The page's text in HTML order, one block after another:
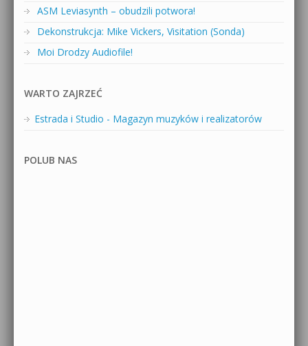
ASM Leviasynth – obudzili potwora!
Dekonstrukcja: Mike Vickers, Visitation (Sonda)
Moi Drodzy Audiofile!
WARTO ZAJRZEĆ
Estrada i Studio - Magazyn muzyków i realizatorów
POLUB NAS